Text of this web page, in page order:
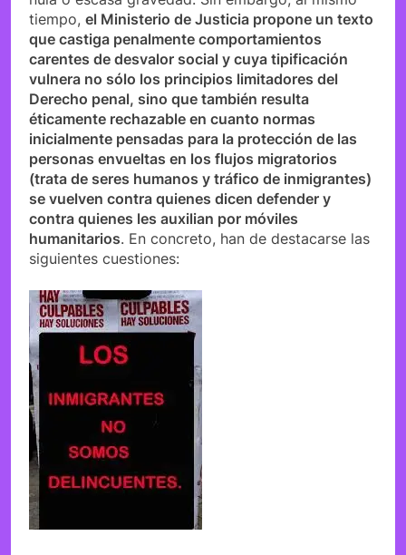
tiempo, el Ministerio de Justicia propone un texto
que castiga penalmente comportamientos
carentes de desvalor social y cuya tipificación
vulnera no sólo los principios limitadores del
Derecho penal, sino que también resulta
éticamente rechazable en cuanto normas
inicialmente pensadas para la protección de las
personas envueltas en los flujos migratorios
(trata de seres humanos y tráfico de inmigrantes)
se vuelven contra quienes dicen defender y
contra quienes les auxilian por móviles
humanitarios. En concreto, han de destacarse las
siguientes cuestiones: